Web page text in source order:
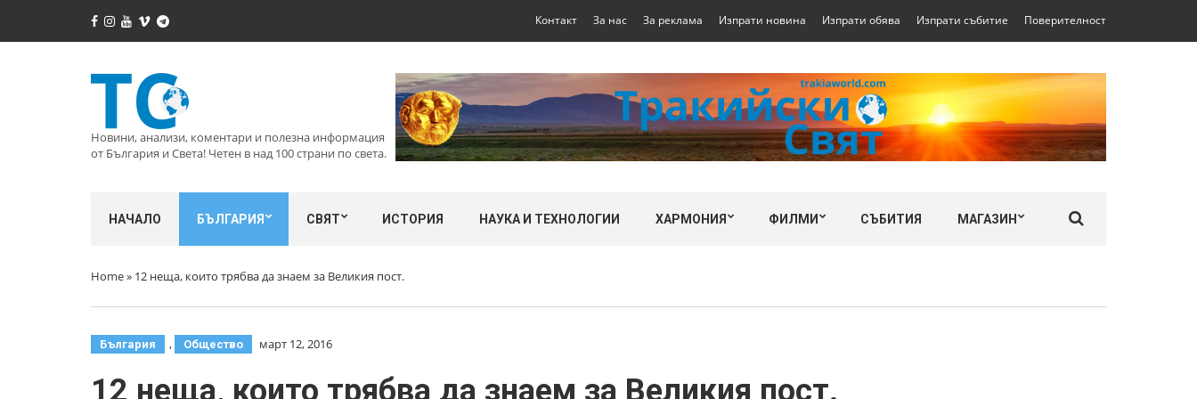
Контакт За нас За реклама Изпрати новина Изпрати обява Изпрати събитие Поверителност
Новини, анализи, коментари и полезна информация
от България и Света! Четен в над 100 страни по света.
НАЧАЛО БЪЛГАРИЯ СВЯТ ИСТОРИЯ НАУКА И ТЕХНОЛОГИИ ХАРМОНИЯ ФИЛМИ СЪБИТИЯ МАГАЗИН
Home» 12 неща, които трябва да знаем за Великия пост.
България , Общество март 12, 2016
12 неща, които трябва да знаем за Великия пост.